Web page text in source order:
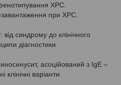
ХРС.
при ХРС.
синдрому до клінічного
діагностики
асоційований з IgE –
варіанти